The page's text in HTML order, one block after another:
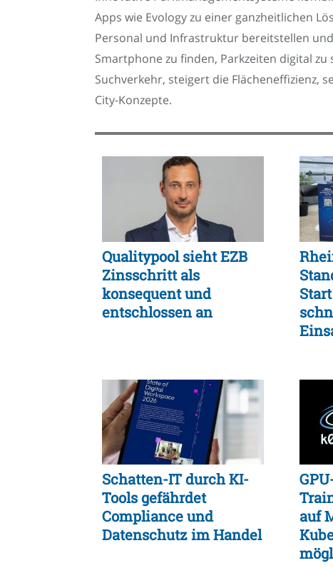
Apps wie Evology zu einer ganzheitlichen
Personal und Infrastruktur bereitstellen
Smartphone zu finden, Parkzeiten digital
Suchverkehr, steigert die Flächeneffizienz,
City-Konzepte.
Qualitypool sieht EZB
Zinsschritt als
konsequent und
entschlossen an
Schatten-IT durch KI-
Tools gefährdet
Compliance und
Datenschutz im Handel
auf